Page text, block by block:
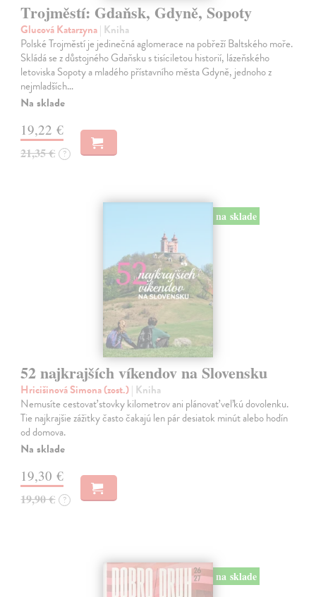
Trojměstí: Gdaňsk, Gdyně, Sopoty
Glucová Katarzyna| Kniha
Polské Trojměstí je jedinečná aglomerace na pobřeží Baltského moře.
Skládá se z důstojného Gdaňsku s tisíciletou historií, lázeňského
letoviska Sopoty a mladého přístavního města Gdyně, jednoho z
nejmladších…
Na sklade
19,22 €
21,35 € ?
na sklade
52 najkrajších víkendov na Slovensku
Hricišinová Simona (zost.)| Kniha
Nemusíte cestovať stovky kilometrov ani plánovať veľkú dovolenku.
Tie najkrajšie zážitky často čakajú len pár desiatok minút alebo hodín
od domova.
Na sklade
19,30 €
19,90 € ?
na sklade